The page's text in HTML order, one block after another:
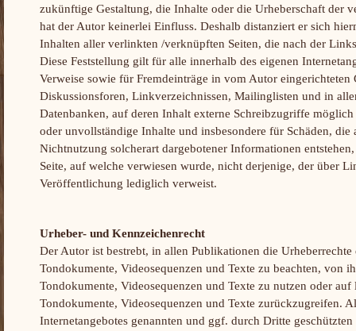
zukünftige Gestaltung, die Inhalte oder die Urheberschaft der
hat der Autor keinerlei Einfluss. Deshalb distanziert er sich
Inhalten aller verlinkten /verknüpften Seiten, die nach der
Diese Feststellung gilt für alle innerhalb des eigenen
Verweise sowie für Fremdeinträge in vom Autor eingerichteten
Diskussionsforen, Linkverzeichnissen, Mailinglisten und in
Datenbanken, auf deren Inhalt externe Schreibzugriffe
oder unvollständige Inhalte und insbesondere für Schäden, die
Nichtnutzung solcherart dargebotener Informationen
Seite, auf welche verwiesen wurde, nicht derjenige, der über
Veröffentlichung lediglich verweist.
Urheber- und Kennzeichenrecht
Der Autor ist bestrebt, in allen Publikationen die
Tondokumente, Videosequenzen und Texte zu beachten, von
Tondokumente, Videosequenzen und Texte zu nutzen oder
Tondokumente, Videosequenzen und Texte zurückzugreifen.
Internetangebotes genannten und ggf. durch Dritte